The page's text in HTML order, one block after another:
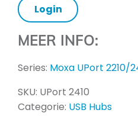
Login
MEER INFO:
Series: Moxa UPort 2210/
SKU: UPort 2410
Categorie: USB Hubs